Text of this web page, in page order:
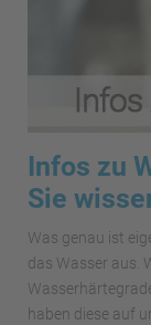
Infos zu
Sie
Was genau ist
das Wasser aus.
haben diese auf